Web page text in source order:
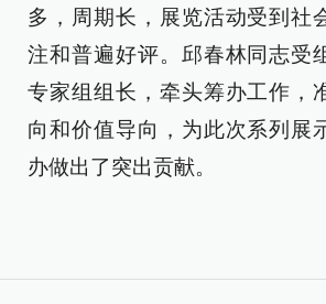
多，周期长，展览活动受到社
注和普遍好评。邱春林同志受
专家组组长，牵头筹办工作，
向和价值导向，为此次系列展
办做出了突出贡献。